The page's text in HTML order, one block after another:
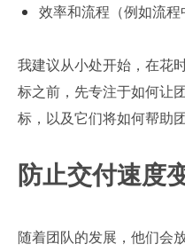
效率和流程（例如流程
我建议从小处开始，在花
标之前，先专注于如何让
标，以及它们将如何帮助
防止交付速度
随着团队的发展，他们会